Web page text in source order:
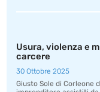
Usura, violenza e
carcere
30 Ottobre 2025
Giusto Sole di Corleone